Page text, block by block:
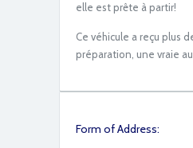
IMG_6167
elle est prête à partir!
Ce véhicule a reçu plus
préparation, une vraie
Form of Address: